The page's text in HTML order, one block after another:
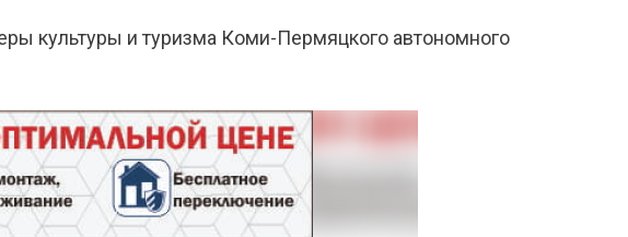
культуры и туризма Коми-Пермяцкого автономного